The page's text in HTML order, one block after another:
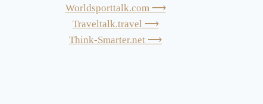
Worldsporttalk.com ⟶
Traveltalk.travel ⟶
Think-Smarter.net ⟶